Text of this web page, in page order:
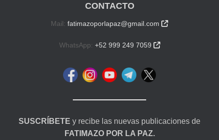
CONTACTO
Mail: fatimazoporlapaz@gmail.com 
WhatsApp: +52 999 249 7059 
SUSCRÍBETE y recibe las nuevas publicaciones de
FATIMAZO POR LA PAZ.